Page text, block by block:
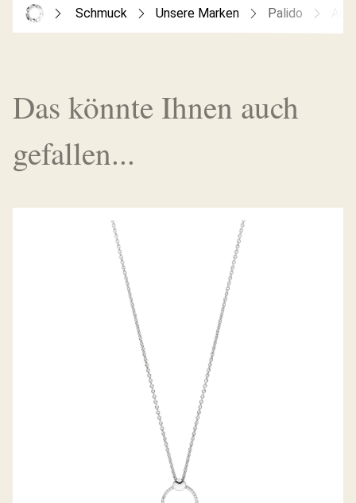
Schmuck Unsere Marken Palido
Das könnte Ihnen auch
gefallen...
PALIDO DIAMANTANHÄNGER